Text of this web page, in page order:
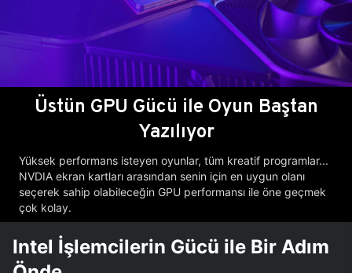
Üstün GPU Gücü ile Oyun Baştan
Yazılıyor
Yüksek performans isteyen oyunlar, tüm kreatif programlar...
NVDIA ekran kartları arasından senin için en uygun olanı
seçerek sahip olabileceğin GPU performansı ile öne geçmek
çok kolay.
Intel İşlemcilerin Gücü ile Bir Adım